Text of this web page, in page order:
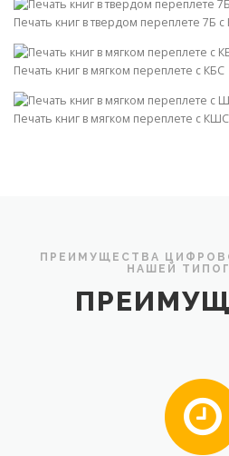
Печать книг в твердом переплете 7Б
Печать книг в мягком переплете с КБС​
Печать книг в мягком переплете с КШС​
ПРЕИМУЩЕСТВА
НАШЕЙ